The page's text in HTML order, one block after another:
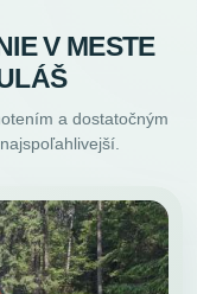
V MESTE
a dostatočným